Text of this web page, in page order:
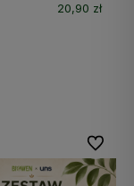
20,90 zł
Do